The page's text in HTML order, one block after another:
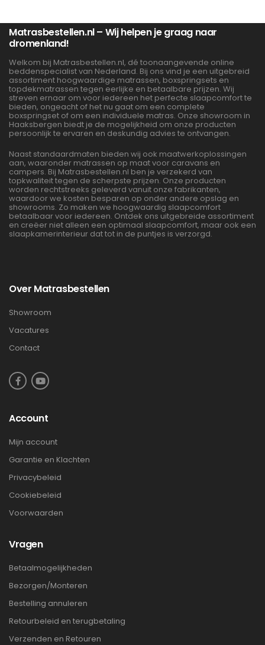
Matrasbestellen.nl – Wij helpen je graag naar
dromenland!
Welkom bij Matrasbestellen.nl, dé toonaangevende online
beddenspecialist van Nederland. Bij ons vind je een uitgebreid
assortiment hoogwaardige matrassen, boxspringsets en
topdekmatrassen tegen eerlijke en betaalbare prijzen. Wij
streven ernaar om voor iedereen het perfecte slaapcomfort te
bieden, ongeacht of het nu gaat om een complete
boxspringset of om een individuele matras. Onze showroom in
Haaksbergen biedt je de mogelijkheid om onze producten
persoonlijk te ervaren en deskundig advies te ontvangen.
Naast standaardmaten bieden wij ook maatwerkoplossingen
aan, waaronder matrassen op maat voor caravans en
campers. Bij Matrasbestellen.nl ben je verzekerd van
topkwaliteit tegen de scherpste prijzen. Onze producten
worden rechtstreeks geleverd vanuit onze fabrikanten,
waardoor we kosten besparen op onder andere opslag en
showrooms. Zo maken we hoogwaardig slaapcomfort
betaalbaar voor iedereen. Ontdek ons uitgebreide assortiment
en creëer niet alleen een optimaal slaapcomfort, maar ook een
slaapkamerinterieur dat tot in de puntjes is verzorgd.
Over Matrasbestellen
Showroom
Vacatures
Contact
Account
Mijn account
Garantie en Klachten
Privacybeleid
Cookiebeleid
Voorwaarden
Vragen
Betaalmogelijkheden
Bezorgen/Monteren
Bestelling annuleren
Retourbeleid en terugbetaling
Verzenden en Retouren